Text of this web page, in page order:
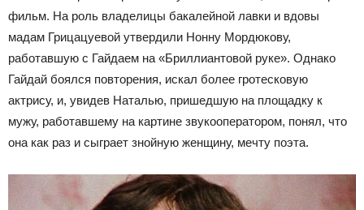
фильм. На роль владелицы бакалейной лавки и вдовы
мадам Грицацуевой утвердили Нонну Мордюкову,
работавшую с Гайдаем на «Бриллиантовой руке». Однако
Гайдай боялся повторения, искал более гротесковую
актрису, и, увидев Наталью, пришедшую на площадку к
мужу, работавшему на картине звукооператором, понял, что
она как раз и сыграет знойную женщину, мечту поэта.